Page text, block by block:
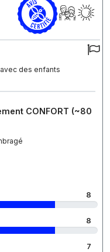
des enfants
CONFORT (~80
8
8
7